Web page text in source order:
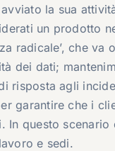
avviato la sua
un prodotto
radicale’, che
dei dati;
risposta agli
garantire che i
In questo scenario
e sedi.